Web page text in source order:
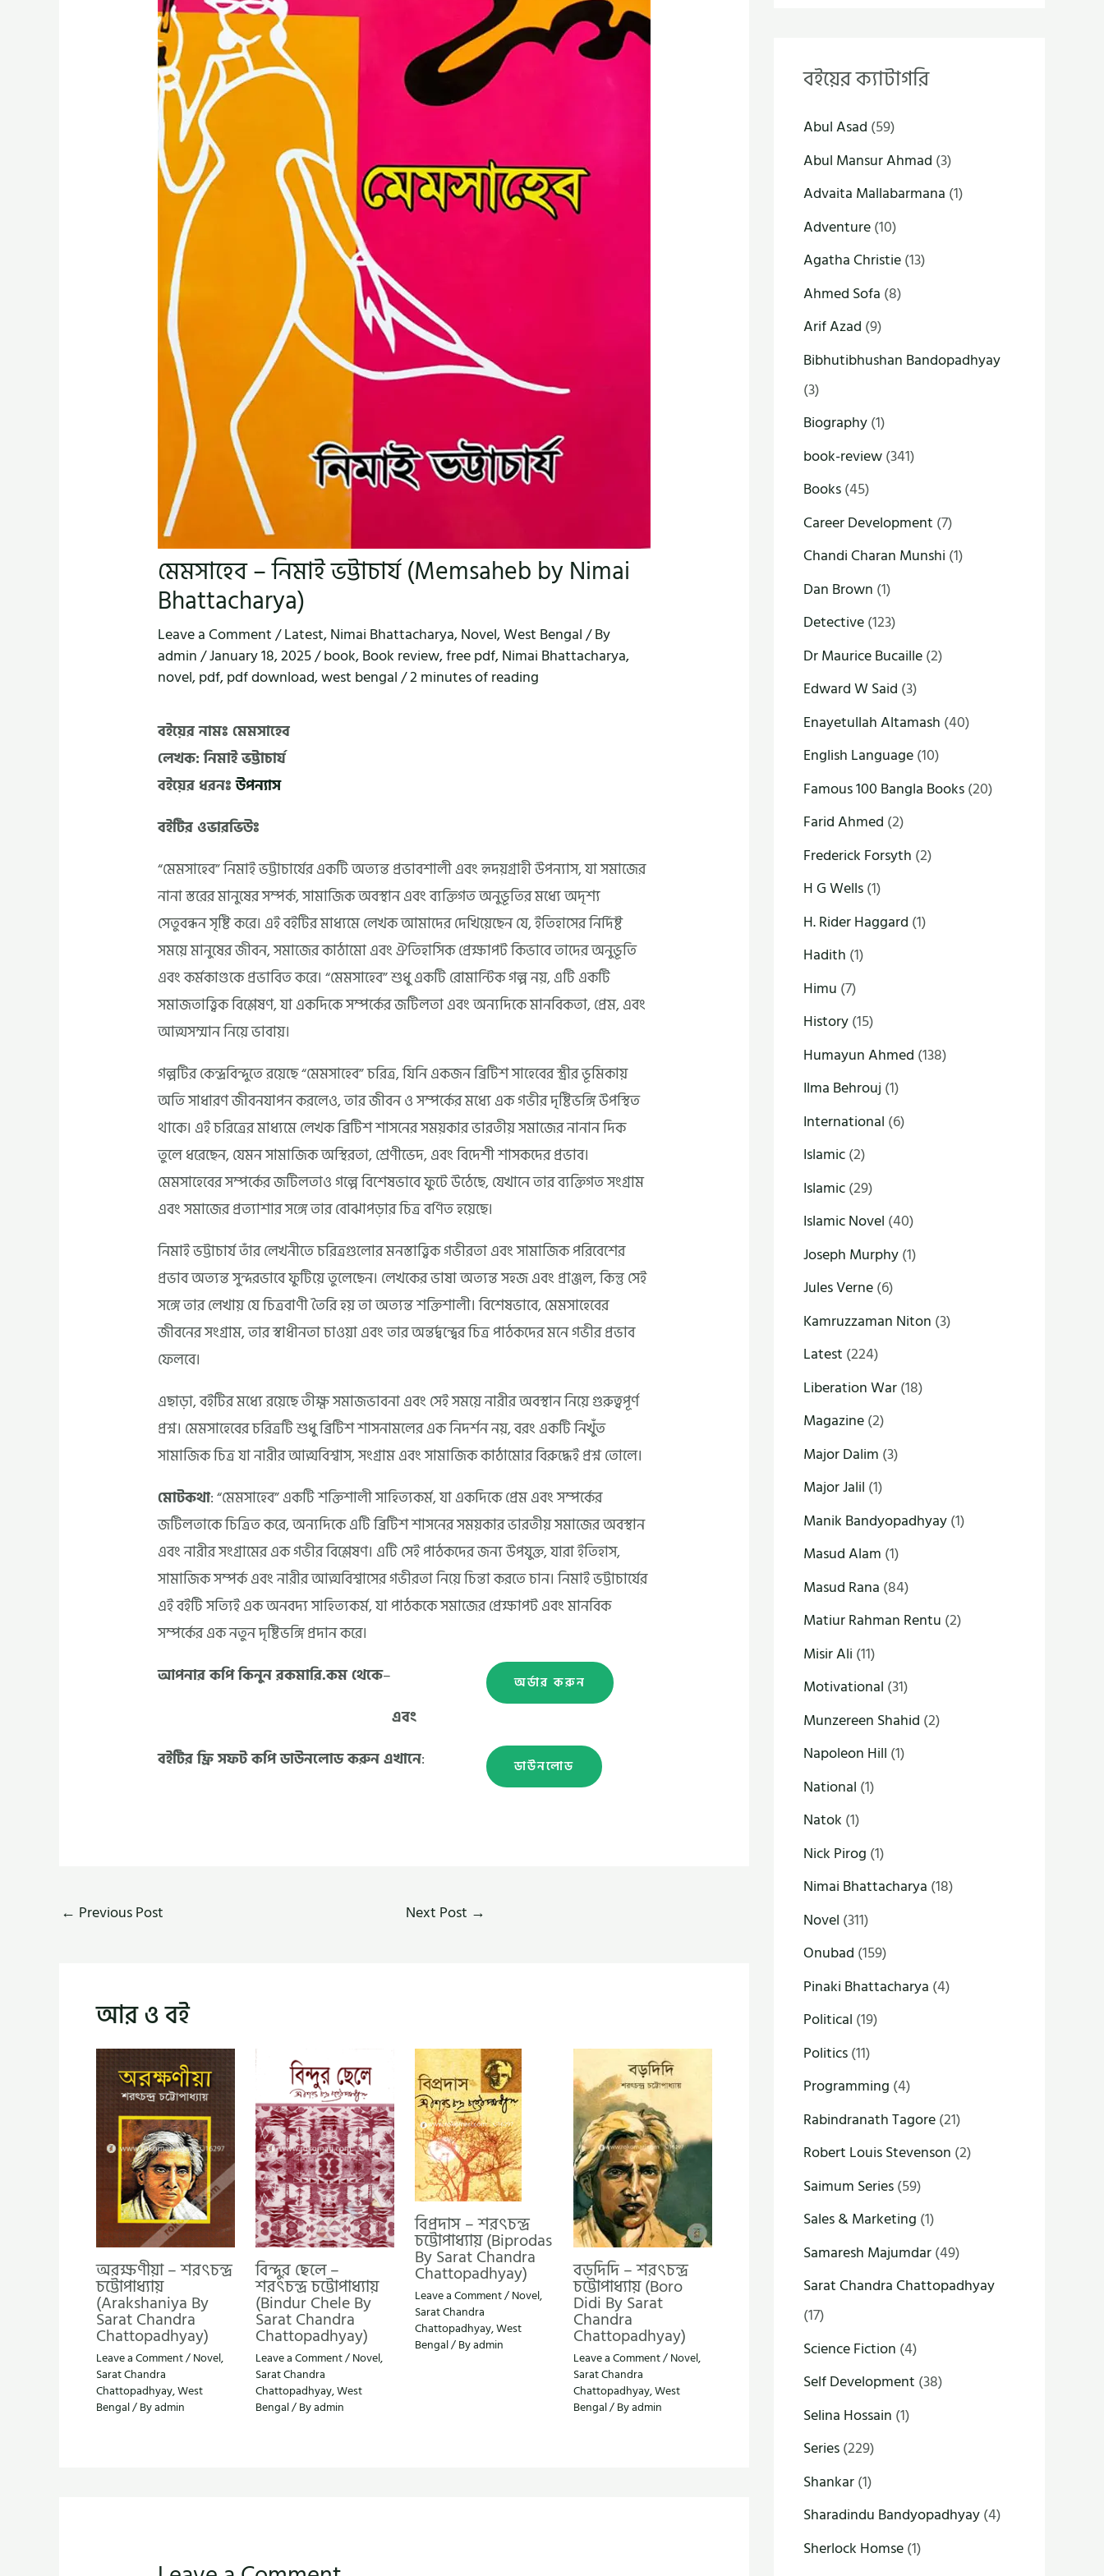
মেমসাহেব – নিমাই ভট্টাচার্য (Memsaheb by Nimai
Bhattacharya)
Leave a Comment/Latest,Nimai Bhattacharya,Novel,West Bengal/ By
admin/January 18, 2025/book,Book review,free pdf,Nimai Bhattacharya,
novel,pdf,pdf download,west bengal/2 minutes of reading
বইয়ের নামঃ মেমসাহেব
লেখক: নিমাই ভট্টাচার্য
বইয়ের ধরনঃউপন্যাস
বইটির ওভারভিউঃ
“মেমসাহেব” নিমাই ভট্টাচার্যের একটি অত্যন্ত প্রভাবশালী এবং হৃদয়গ্রাহী উপন্যাস, যা সমাজের
নানা স্তরের মানুষের সম্পর্ক, সামাজিক অবস্থান এবং ব্যক্তিগত অনুভূতির মধ্যে অদৃশ্য
সেতুবন্ধন সৃষ্টি করে। এই বইটির মাধ্যমে লেখক আমাদের দেখিয়েছেন যে, ইতিহাসের নির্দিষ্ট
সময়ে মানুষের জীবন, সমাজের কাঠামো এবং ঐতিহাসিক প্রেক্ষাপট কিভাবে তাদের অনুভূতি
এবং কর্মকাণ্ডকে প্রভাবিত করে। “মেমসাহেব” শুধু একটি রোমান্টিক গল্প নয়, এটি একটি
সমাজতাত্ত্বিক বিশ্লেষণ, যা একদিকে সম্পর্কের জটিলতা এবং অন্যদিকে মানবিকতা, প্রেম, এবং
আত্মসম্মান নিয়ে ভাবায়।
গল্পটির কেন্দ্রবিন্দুতে রয়েছে “মেমসাহেব” চরিত্র, যিনি একজন ব্রিটিশ সাহেবের স্ত্রীর ভূমিকায়
অতি সাধারণ জীবনযাপন করলেও, তার জীবন ও সম্পর্কের মধ্যে এক গভীর দৃষ্টিভঙ্গি উপস্থিত
থাকে। এই চরিত্রের মাধ্যমে লেখক ব্রিটিশ শাসনের সময়কার ভারতীয় সমাজের নানান দিক
তুলে ধরেছেন, যেমন সামাজিক অস্থিরতা, শ্রেণীভেদ, এবং বিদেশী শাসকদের প্রভাব।
মেমসাহেবের সম্পর্কের জটিলতাও গল্পে বিশেষভাবে ফুটে উঠেছে, যেখানে তার ব্যক্তিগত সংগ্রাম
এবং সমাজের প্রত্যাশার সঙ্গে তার বোঝাপড়ার চিত্র বর্ণিত হয়েছে।
নিমাই ভট্টাচার্য তাঁর লেখনীতে চরিত্রগুলোর মনস্তাত্ত্বিক গভীরতা এবং সামাজিক পরিবেশের
প্রভাব অত্যন্ত সুন্দরভাবে ফুটিয়ে তুলেছেন। লেখকের ভাষা অত্যন্ত সহজ এবং প্রাঞ্জল, কিন্তু সেই
সঙ্গে তার লেখায় যে চিত্রবাণী তৈরি হয় তা অত্যন্ত শক্তিশালী। বিশেষভাবে, মেমসাহেবের
জীবনের সংগ্রাম, তার স্বাধীনতা চাওয়া এবং তার অন্তর্দ্বন্দ্বের চিত্র পাঠকদের মনে গভীর প্রভাব
ফেলবে।
এছাড়া, বইটির মধ্যে রয়েছে তীক্ষ্ণ সমাজভাবনা এবং সেই সময়ে নারীর অবস্থান নিয়ে গুরুত্বপূর্ণ
প্রশ্ন। মেমসাহেবের চরিত্রটি শুধু ব্রিটিশ শাসনামলের এক নিদর্শন নয়, বরং একটি নিখুঁত
সামাজিক চিত্র যা নারীর আত্মবিশ্বাস, সংগ্রাম এবং সামাজিক কাঠামোর বিরুদ্ধেই প্রশ্ন তোলে।
মোটকথা: “মেমসাহেব” একটি শক্তিশালী সাহিত্যকর্ম, যা একদিকে প্রেম এবং সম্পর্কের
জটিলতাকে চিত্রিত করে, অন্যদিকে এটি ব্রিটিশ শাসনের সময়কার ভারতীয় সমাজের অবস্থান
এবং নারীর সংগ্রামের এক গভীর বিশ্লেষণ। এটি সেই পাঠকদের জন্য উপযুক্ত, যারা ইতিহাস,
সামাজিক সম্পর্ক এবং নারীর আত্মবিশ্বাসের গভীরতা নিয়ে চিন্তা করতে চান। নিমাই ভট্টাচার্যের
এই বইটি সত্যিই এক অনবদ্য সাহিত্যকর্ম, যা পাঠককে সমাজের প্রেক্ষাপট এবং মানবিক
সম্পর্কের এক নতুন দৃষ্টিভঙ্গি প্রদান করে।
আপনার কপি কিনুন রকমারি.কম থেকে– অর্ডার করুন
এবং
বইটির ফ্রি সফট কপি ডাউনলোড করুন এখানে: ডাউনলোড
← Previous Post Next Post →
আর ও বই
অরক্ষণীয়া – শরৎচন্দ্র
চট্টোপাধ্যায়
(Arakshaniya By
Sarat Chandra
Chattopadhyay)
Leave a Comment/Novel,
Sarat Chandra
Chattopadhyay,West
Bengal/ Byadmin
বিন্দুর ছেলে –
শরৎচন্দ্র চট্টোপাধ্যায়
(Bindur Chele By
Sarat Chandra
Chattopadhyay)
Leave a Comment/Novel,
Sarat Chandra
Chattopadhyay,West
Bengal/ Byadmin
বিপ্রদাস – শরৎচন্দ্র
চট্টোপাধ্যায় (Biprodas
By Sarat Chandra
Chattopadhyay)
Leave a Comment/Novel,
Sarat Chandra
Chattopadhyay,West
Bengal/ Byadmin
বড়দিদি – শরৎচন্দ্র
চট্টোপাধ্যায় (Boro
Didi By Sarat
Chandra
Chattopadhyay)
Leave a Comment/Novel,
Sarat Chandra
Chattopadhyay,West
Bengal/ Byadmin
বইয়ের ক্যাটাগরি
Abul Asad (59)
Abul Mansur Ahmad (3)
Advaita Mallabarmana (1)
Adventure(10)
Agatha Christie(13)
Ahmed Sofa (8)
Arif Azad (9)
Bibhutibhushan Bandopadhyay
(3)
Biography(1)
book-review(341)
Books(45)
Career Development (7)
Chandi Charan Munshi (1)
Dan Brown (1)
Detective(123)
Dr Maurice Bucaille(2)
Edward W Said (3)
Enayetullah Altamash (40)
English Language(10)
Famous 100 Bangla Books(20)
Farid Ahmed (2)
Frederick Forsyth (2)
H G Wells(1)
H. Rider Haggard (1)
Hadith (1)
Himu (7)
History(15)
Humayun Ahmed (138)
Ilma Behrouj (1)
International (6)
Islamic(2)
Islamic(29)
Islamic Novel (40)
Joseph Murphy(1)
Jules Verne(6)
Kamruzzaman Niton (3)
Latest (224)
Liberation War(18)
Magazine(2)
Major Dalim (3)
Major Jalil (1)
Manik Bandyopadhyay(1)
Masud Alam (1)
Masud Rana (84)
Matiur Rahman Rentu (2)
Misir Ali (11)
Motivational (31)
Munzereen Shahid (2)
Napoleon Hill (1)
National (1)
Natok (1)
Nick Pirog (1)
Nimai Bhattacharya (18)
Novel (311)
Onubad (159)
Pinaki Bhattacharya (4)
Political (19)
Politics(11)
Programming (4)
Rabindranath Tagore(21)
Robert Louis Stevenson (2)
Saimum Series(59)
Sales & Marketing (1)
Samaresh Majumdar(49)
Sarat Chandra Chattopadhyay
(17)
Science Fiction (4)
Self Development (38)
Selina Hossain (1)
Series(229)
Shankar(1)
Sharadindu Bandyopadhyay(4)
Sherlock Homse(1)